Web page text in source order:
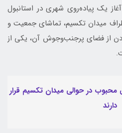
یک پیاده‌روی شهری در استانبول
میدان تکسیم، تماشای جمعیت و
از فضای پرجنب‌وجوش آن، یکی از
در حوالی میدان تکسیم قرار
دارند